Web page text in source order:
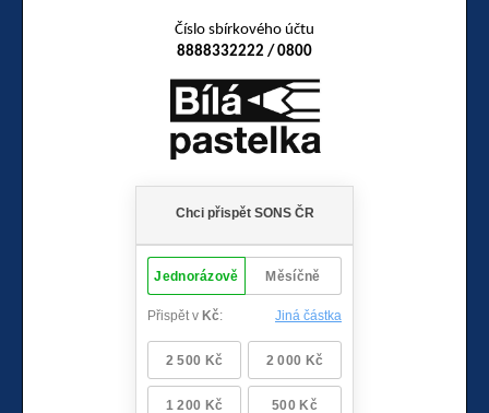
Číslo sbírkového účtu
8888332222 / 0800